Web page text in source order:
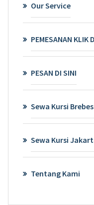
Our Service
PEMESANAN KLIK
PESAN DI SINI
Sewa Kursi
Sewa Kursi
Tentang Kami